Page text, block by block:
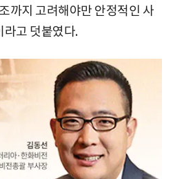
까지 고려해야만 안정적인 사
고 덧붙였다.